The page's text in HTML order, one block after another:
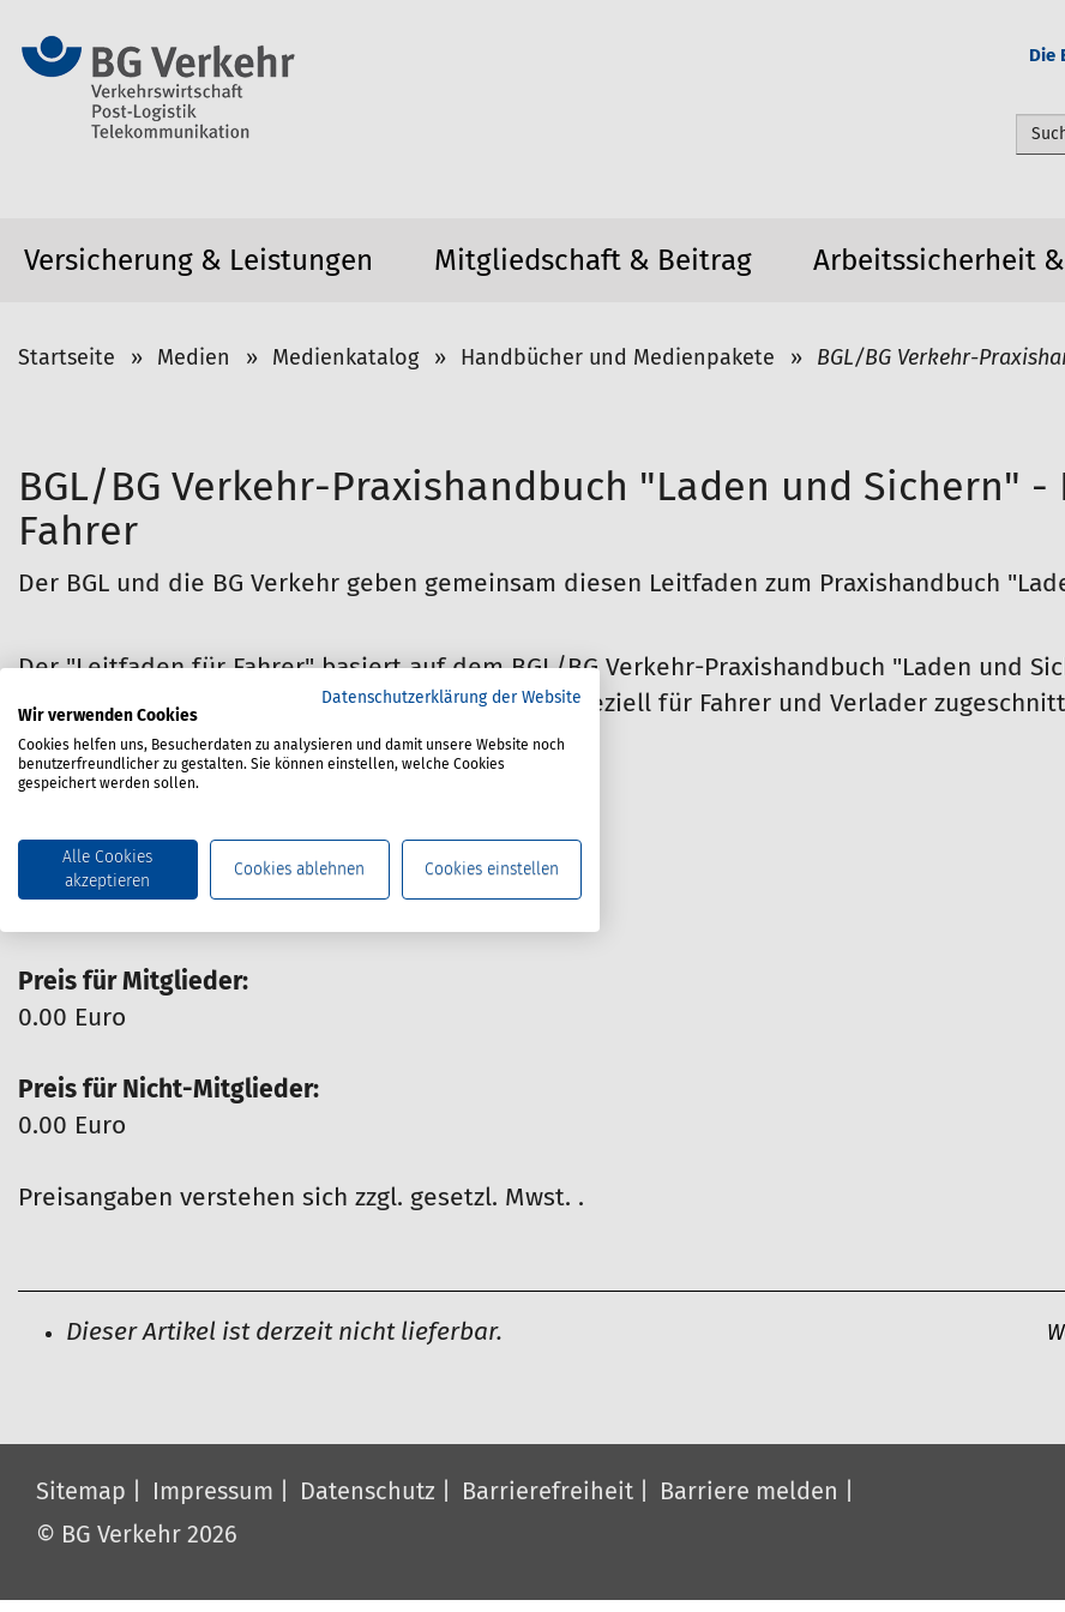
Die
Versicherung & Leistungen Mitgliedschaft & Beitrag Arbeitssicherheit
S
i
n
d
i
r
Startseite Medien Medienkatalog Handbücher und Medienpakete BGL/BG Verkehr-
BGL/BG Verkehr-Praxishandbuch "Laden und Sichern"
Fahrer
Der BGL und die BG Verkehr geben gemeinsam diesen Leitfaden zum Praxishandbuch
Der "Leitfaden für Fahrer" basiert auf dem BGL/BG Verkehr-Praxishandbuch "Laden und
die praktischen Belange der Ladungssicherung speziell für Fahrer und Verlader
Medium über den BGL zur Verfügung.
Zum Leitfaden
Materialnummer:
670-390-011
Preis für Mitglieder:
0.00 Euro
Preis für Nicht-Mitglieder:
0.00 Euro
Preisangaben verstehen sich zzgl. gesetzl. Mwst. .
i
Dieser Artikel ist derzeit nicht lieferbar.
Sitemap Impressum Datenschutz Barrierefreiheit
Barriere melden
© BG Verkehr 2026
Datenschutzerklärung der Website
Wir verwenden Cookies
Cookies helfen uns, Besucherdaten zu analysieren und damit unsere Website noch
benutzerfreundlicher zu gestalten. Sie können einstellen, welche Cookies
gespeichert werden sollen.
Alle Cookies
akzeptieren
Cookies ablehnen Cookies einstellen